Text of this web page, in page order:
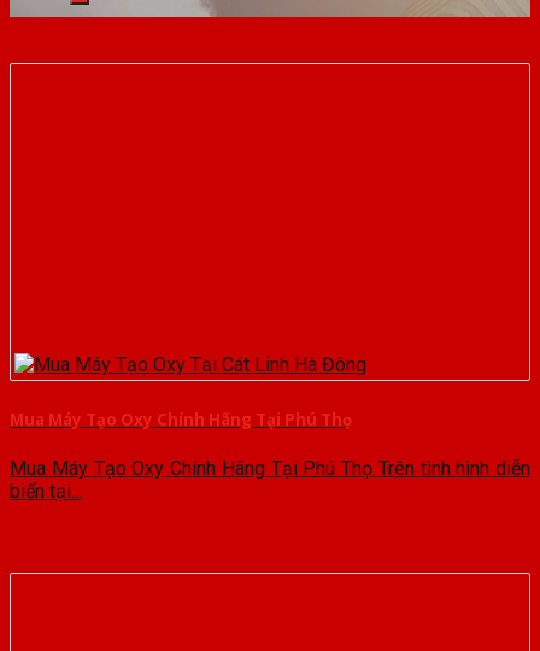
Mua Máy Tạo Oxy Chính Hãng Tại Phú Thọ
Mua Máy Tạo Oxy Chính Hãng Tại Phú Thọ Trên tình hình diễn
biến tại...